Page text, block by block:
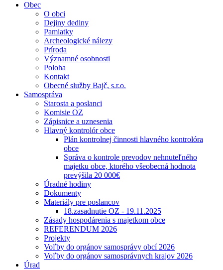
Obec
O obci
Dejiny dediny
Pamiatky
Archeologické nálezy
Príroda
Významné osobnosti
Poloha
Kontakt
Obecné služby Bajč, s.r.o.
Samospráva
Starosta a poslanci
Komisie OZ
Zápisnice a uznesenia
Hlavný kontrolór obce
Plán kontrolnej činnosti hlavného kontrolóra
obce
Správa o kontrole prevodov nehnuteľného
majetku obce, ktorého všeobecná hodnota
prevýšila 20 000€
Úradné hodiny
Dokumenty
Materiály pre poslancov
18.zasadnutie OZ - 19.11.2025
Zásady hospodárenia s majetkom obce
REFERENDUM 2026
Projekty
Voľby do orgánov samosprávy obcí 2026
Voľby do orgánov samosprávnych krajov 2026
Úrad